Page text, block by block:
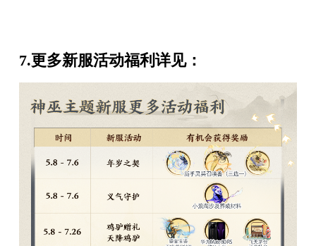
7.更多新服活动福利详见：